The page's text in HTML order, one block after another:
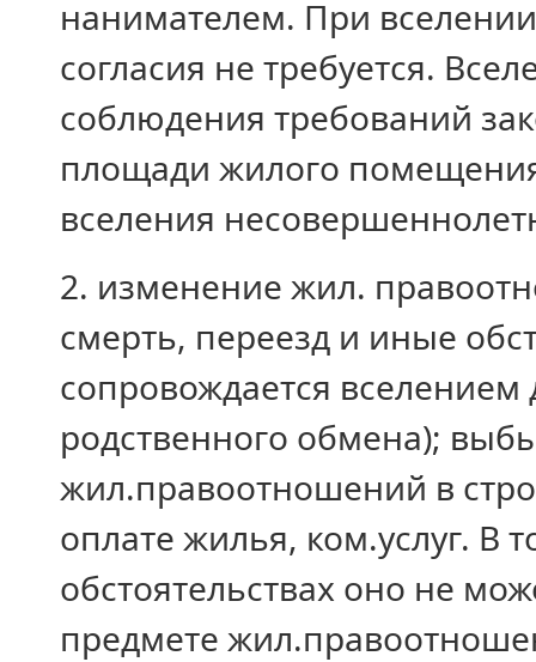
нанимателем. При
согласия не требуется.
соблюдения требований
площади жилого
вселения
2. изменение жил.
смерть, переезд и иные
сопровождается вселением
родственного обмена);
жил.правоотношений в
оплате жилья, ком.услуг. В
обстоятельствах оно не
предмете